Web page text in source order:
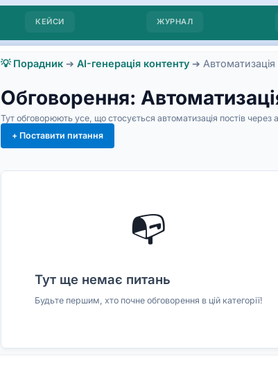
КЕЙСИ ЖУРНАЛ
💡 Порадник➔ AI-генерація контенту➔ Автоматизація
Обговорення:
Тут обговорюють усе, що стосується автоматизація постів через
+ Поставити питання
📭
Тут ще немає питань
Будьте першим, хто почне обговорення в цій категорії!